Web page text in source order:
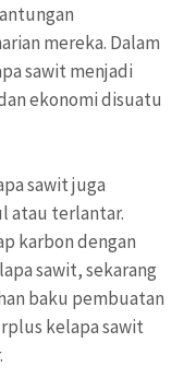
mereka. Dalam
sawit menjadi
ekonomi disuatu
sawit juga
atau terlantar.
karbon dengan
sawit, sekarang
baku pembuatan
kelapa sawit